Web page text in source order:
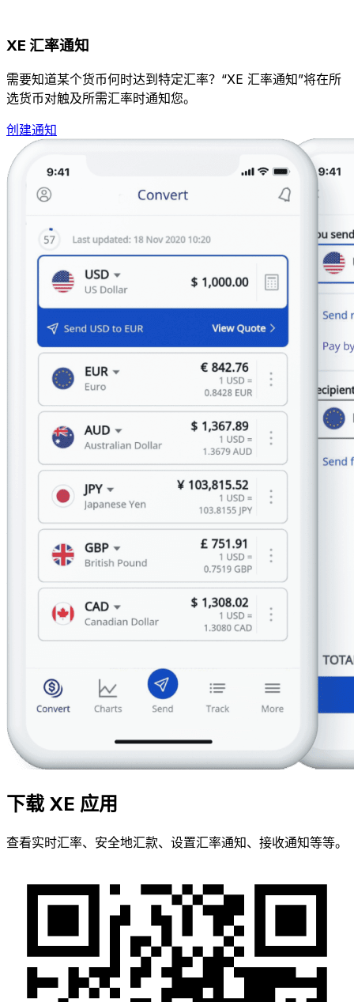
XE 汇率通知
需要知道某个货币何时达到特定汇率？“XE 汇率通知”将在所
选货币对触及所需汇率时通知您。
创建通知
下载 XE 应用
查看实时汇率、安全地汇款、设置汇率通知、接收通知等等。